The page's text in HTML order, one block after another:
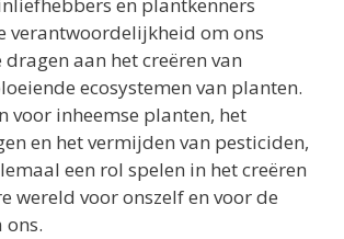
en plantkenners
verantwoordelijkheid om ons
aan het creëren van
ecosystemen van planten.
voor inheemse planten, het
en het vermijden van pesticiden,
een rol spelen in het creëren
wereld voor onszelf en voor de
ons.